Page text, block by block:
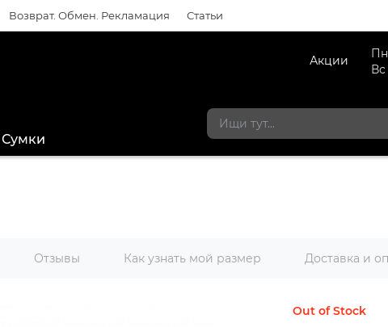
Возврат. Обмен. Рекламация Статьи
Акции
Сумки
Отзывы Как узнать мой размер Доставка и
Out of Stock